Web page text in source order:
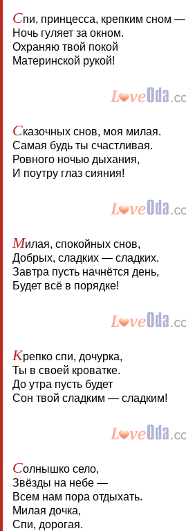
Спи, принцесса, крепким сном —
Ночь гуляет за окном.
Охраняю твой покой
Материнской рукой!
Сказочных снов, моя милая.
Самая будь ты счастливая.
Ровного ночью дыхания,
И поутру глаз сияния!
Милая, спокойных снов,
Добрых, сладких — сладких.
Завтра пусть начнётся день,
Будет всё в порядке!
Крепко спи, дочурка,
Ты в своей кроватке.
До утра пусть будет
Сон твой сладким — сладким!
Солнышко село,
Звёзды на небе —
Всем нам пора отдыхать.
Милая дочка,
Спи, дорогая.